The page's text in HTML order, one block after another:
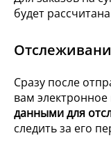
будет
Сразу после
вам
данными для
следить за его